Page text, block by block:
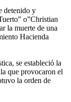
detenido y
o”Christian
la muerte de una
Hacienda
se estableció la
que provocaron el
la orden de